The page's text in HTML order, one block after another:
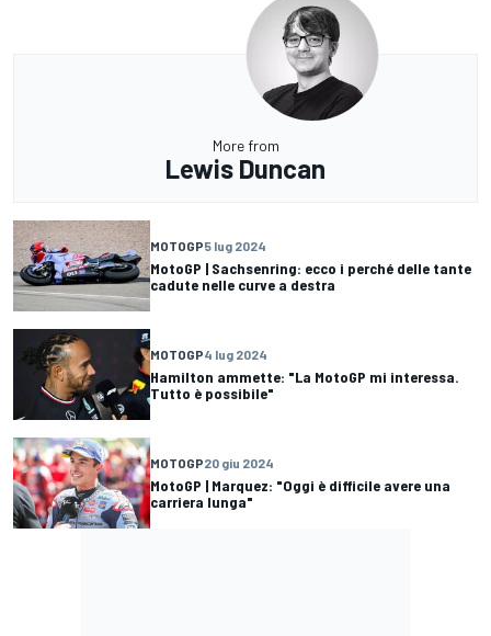
More from
Lewis Duncan
MOTOGP5 lug 2024
MotoGP | Sachsenring: ecco i perché delle tante
cadute nelle curve a destra
MOTOGP4 lug 2024
Hamilton ammette: "La MotoGP mi interessa.
Tutto è possibile"
MOTOGP20 giu 2024
MotoGP | Marquez: "Oggi è difficile avere una
carriera lunga"